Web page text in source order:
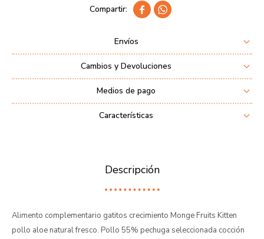
 
Envíos
Cambios y Devoluciones
Medios de pago
Características
Descripción
Alimento complementario gatitos crecimiento Monge Fruits Kitten
pollo aloe natural fresco. Pollo 55% pechuga seleccionada cocción